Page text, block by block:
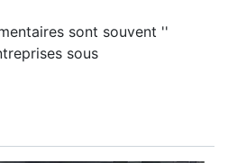
sont souvent ''
sous